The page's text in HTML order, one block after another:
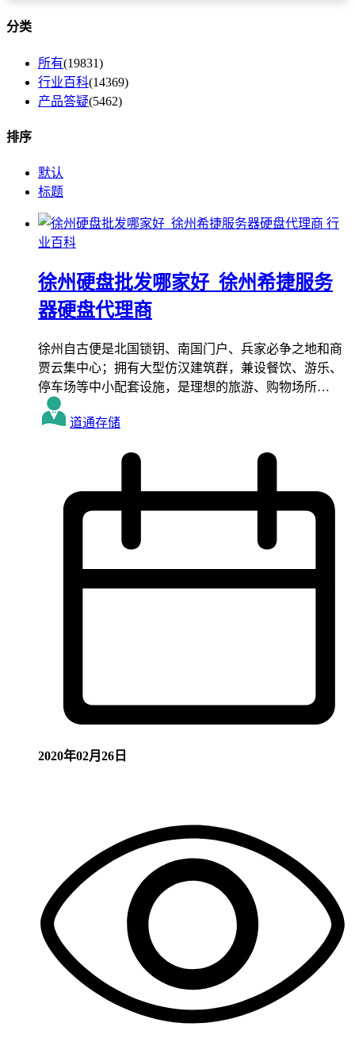
分类
所有(19831)
行业百科(14369)
产品答疑(5462)
排序
默认
标题
行
业百科
徐州硬盘批发哪家好_徐州希捷服务
器硬盘代理商
徐州自古便是北国锁钥、南国门户、兵家必争之地和商
贾云集中心；拥有大型仿汉建筑群，兼设餐饮、游乐、
停车场等中小配套设施，是理想的旅游、购物场所…
道通存储
2020年02月26日